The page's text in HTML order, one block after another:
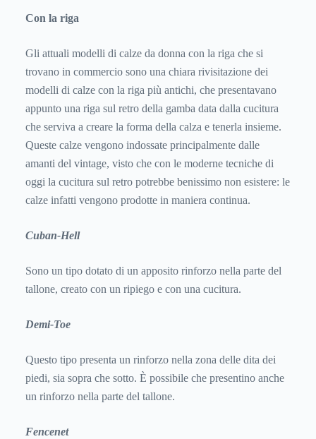
Con la riga
Gli attuali modelli di calze da donna con la riga che si
trovano in commercio sono una chiara rivisitazione dei
modelli di calze con la riga più antichi, che presentavano
appunto una riga sul retro della gamba data dalla cucitura
che serviva a creare la forma della calza e tenerla insieme.
Queste calze vengono indossate principalmente dalle
amanti del vintage, visto che con le moderne tecniche di
oggi la cucitura sul retro potrebbe benissimo non esistere: le
calze infatti vengono prodotte in maniera continua.
Cuban-Hell
Sono un tipo dotato di un apposito rinforzo nella parte del
tallone, creato con un ripiego e con una cucitura.
Demi-Toe
Questo tipo presenta un rinforzo nella zona delle dita dei
piedi, sia sopra che sotto. È possibile che presentino anche
un rinforzo nella parte del tallone.
Fencenet